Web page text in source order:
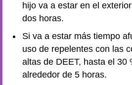
hijo va a estar en el
dos horas.
Si va a estar más tiempo
uso de repelentes con las
altas de DEET, hasta el 30
alrededor de 5 horas.